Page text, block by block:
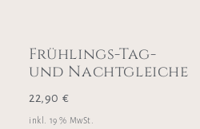
Frühlings-Tag-
und Nachtgleiche
22,90 €
inkl. 19 % MwSt.